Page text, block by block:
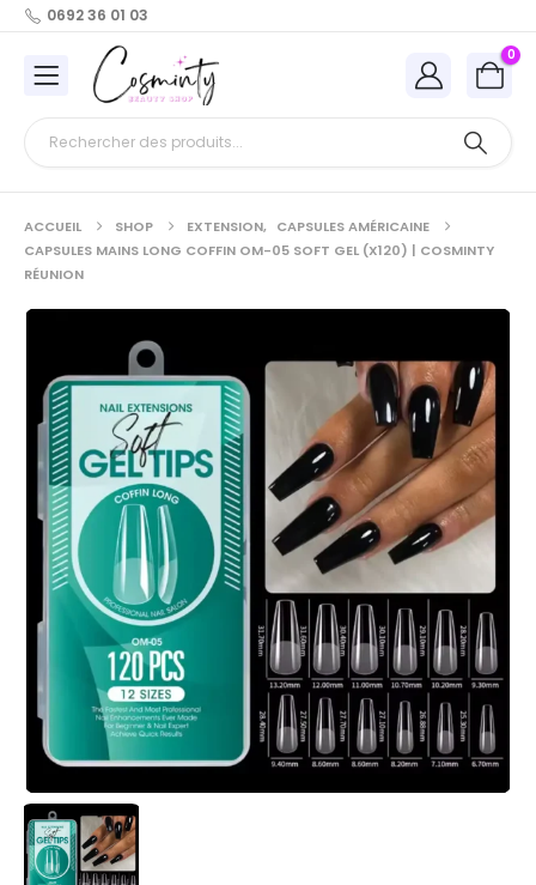
0692 36 01 03
0
ACCUEIL SHOP EXTENSION, CAPSULES AMÉRICAINE
CAPSULES MAINS LONG COFFIN OM-05 SOFT GEL (X120) | COSMINTY
RÉUNION